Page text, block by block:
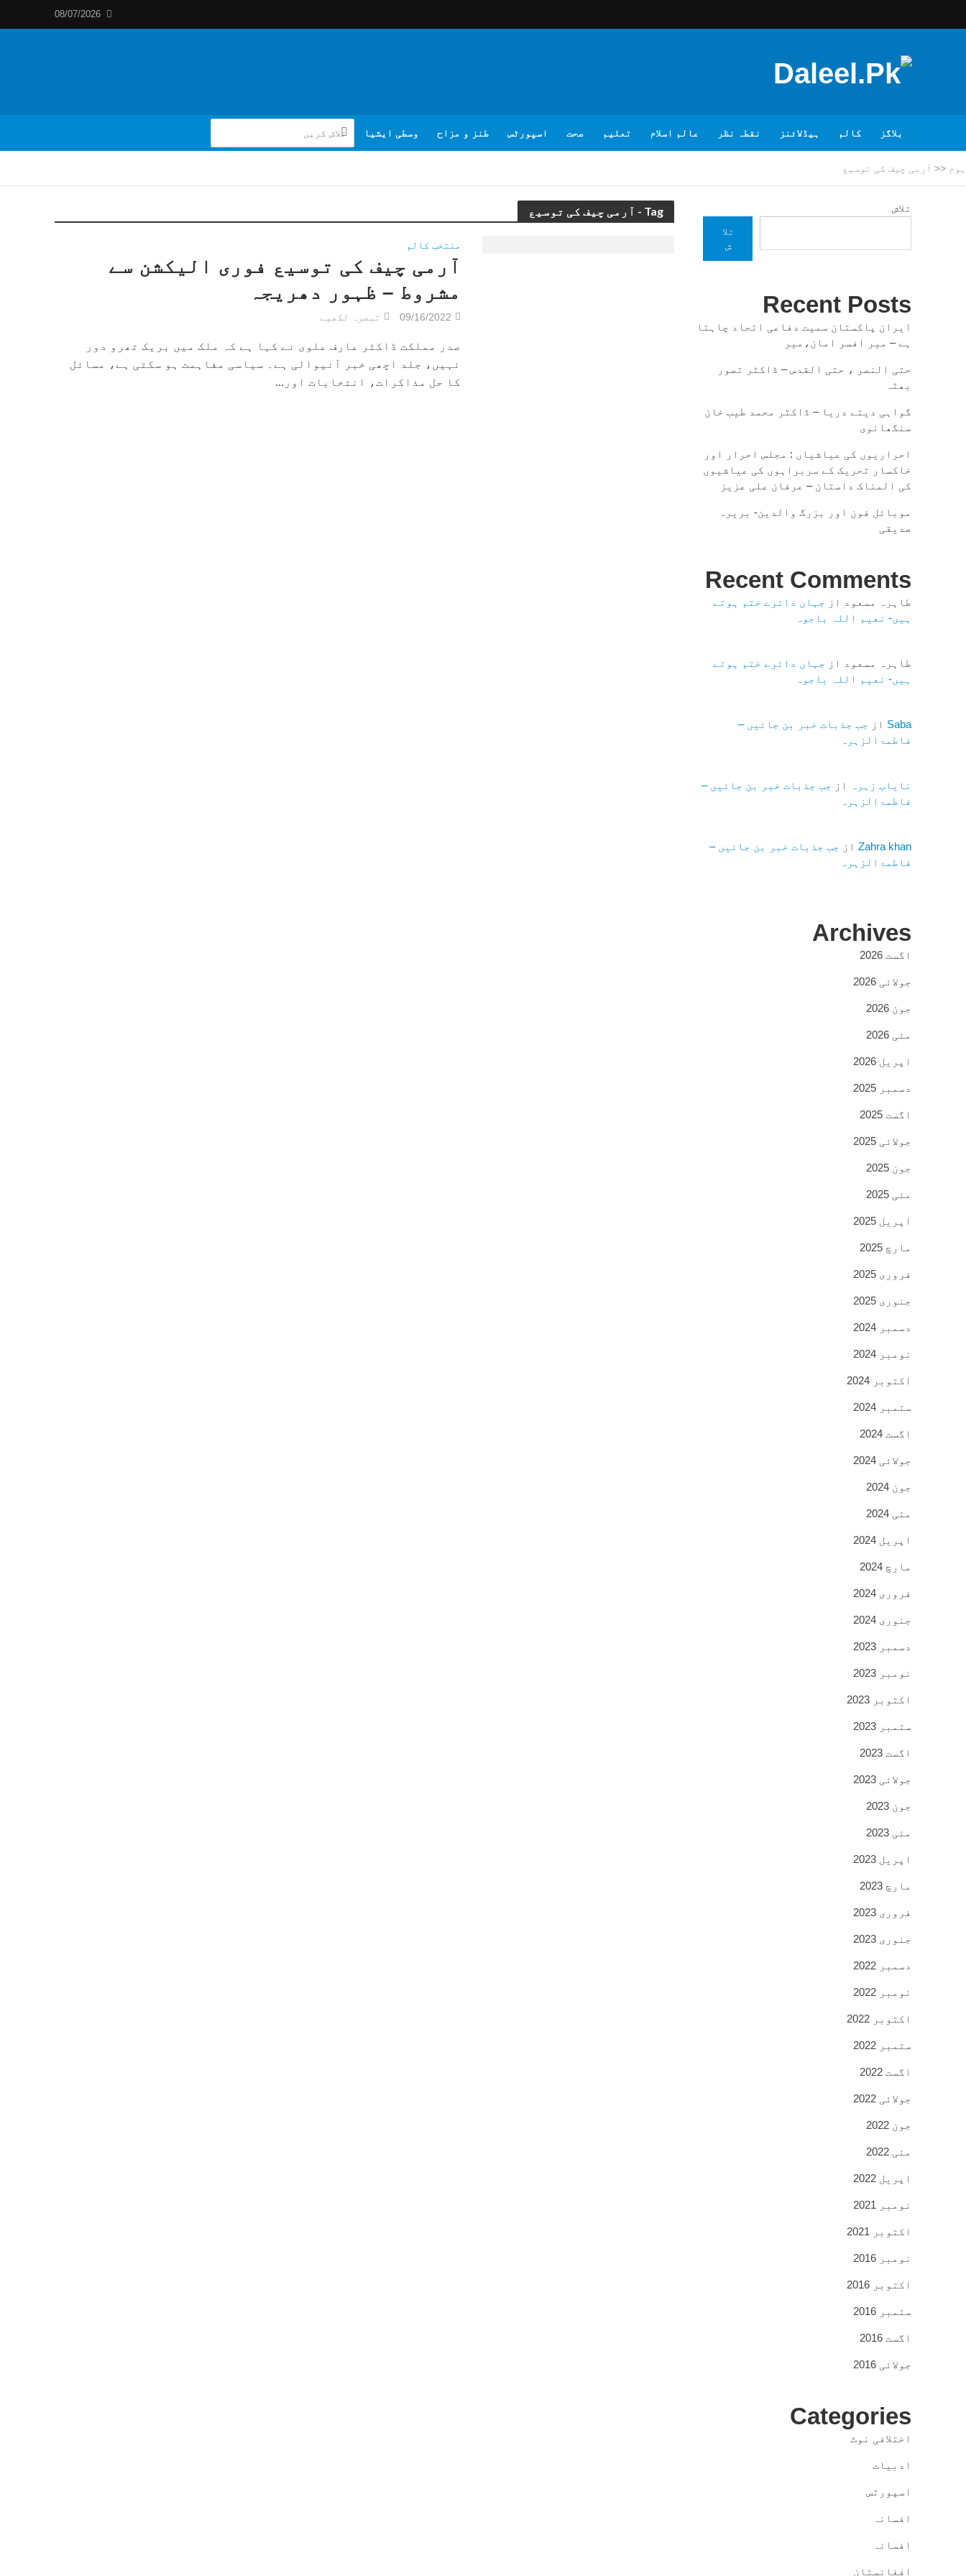
08/07/2026
بلاگز کالم ہیڈلائنز نقطہ نظر عالم اسلام تعلیم صحت اسپورٹس طنز و مزاح وسطی ایشیا
ہوم << آرمی چیف کی توسیع
Tag - آرمی چیف کی توسیع
منتخب کالم
آرمی چیف کی توسیع فوری الیکشن سے
مشروط – ظہور دھریجہ
09/16/2022 تبصرہ لکھیے
صدر مملکت ڈاکٹر عارف علوی نے کہا ہے کہ ملک میں بریک تھرو دور
نہیں، جلد اچھی خبر آنیوالی ہے۔ سیاسی مفاہمت ہو سکتی ہے، مسائل
کا حل مذاکرات، انتخابات اور...
تلاش
تلا
ش
Recent Posts
ایران پاکستان سمیت دفاعی اتحاد چاہتا
ہے – میر افسر امان،میر
حتی النصر ، حتی القدس – ڈاکٹر تصور
بھٹہ
گواہی دیتے دریا – ڈاکٹر محمد طیب خان
سنگھانوی
احراریوں کی عیاشیاں : مجلس احرار اور
خاکسار تحریک کے سربراہوں کی عیاشیوں
کی المناک داستان – عرفان علی عزیز
موبائل فون اور بزرگ والدین- بریرہ
صدیقی
Recent Comments
طاہرہ مسعود از جہاں دائرے ختم ہوتے
ہیں- نعیم اللہ باجوہ
طاہرہ مسعود از جہاں دائرے ختم ہوتے
ہیں- نعیم اللہ باجوہ
Saba از جب جذبات خبر بن جائیں –
فاطمۃالزہرہ
نایاب زہرہ از جب جذبات خبر بن جائیں –
فاطمۃالزہرہ
Zahra khanاز جب جذبات خبر بن جائیں –
فاطمۃالزہرہ
Archives
اگست 2026
جولائی 2026
جون 2026
مئی 2026
اپریل 2026
دسمبر 2025
اگست 2025
جولائی 2025
جون 2025
مئی 2025
اپریل 2025
مارچ 2025
فروری 2025
جنوری 2025
دسمبر 2024
نومبر 2024
اکتوبر 2024
ستمبر 2024
اگست 2024
جولائی 2024
جون 2024
مئی 2024
اپریل 2024
مارچ 2024
فروری 2024
جنوری 2024
دسمبر 2023
نومبر 2023
اکتوبر 2023
ستمبر 2023
اگست 2023
جولائی 2023
جون 2023
مئی 2023
اپریل 2023
مارچ 2023
فروری 2023
جنوری 2023
دسمبر 2022
نومبر 2022
اکتوبر 2022
ستمبر 2022
اگست 2022
جولائی 2022
جون 2022
مئی 2022
اپریل 2022
نومبر 2021
اکتوبر 2021
نومبر 2016
اکتوبر 2016
ستمبر 2016
اگست 2016
جولائی 2016
Categories
اختلافی نوٹ
ادبیات
اسپورٹس
افسانہ
افسانہ
افغانستان